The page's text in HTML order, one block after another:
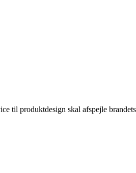
til produktdesign skal afspejle